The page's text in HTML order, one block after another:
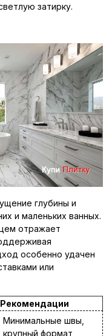
затирку.
глубины и
и маленьких ванных.
отражает
особенно удачен
или
Рекомендации
Минимальные швы,
крупный формат